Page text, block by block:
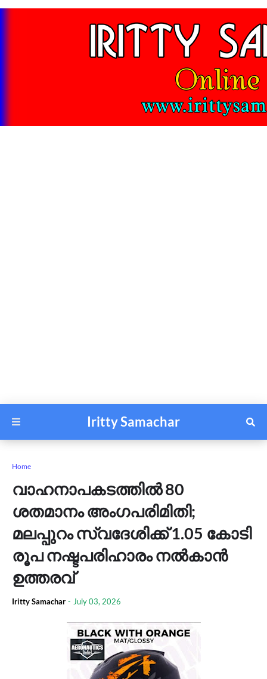
Iritty Samachar
Home
വാഹനാപകടത്തില്‍ 80
ശതമാനം അംഗപരിമിതി;
മലപ്പുറം സ്വദേശിക്ക് 1.05 കോടി
രൂപ നഷ്ടപരിഹാരം നല്‍കാന്‍
ഉത്തരവ്
Iritty Samachar - July 03, 2026